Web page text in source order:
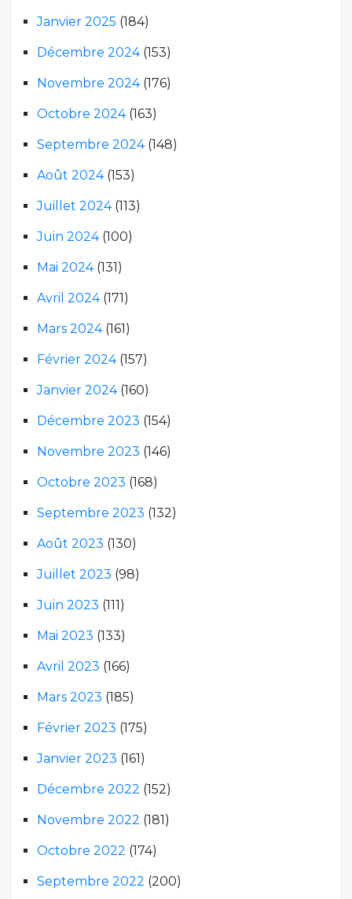
Janvier 2025 (184)
Décembre 2024(153)
Novembre 2024(176)
Octobre 2024(163)
Septembre 2024(148)
Août 2024(153)
Juillet 2024(113)
Juin 2024(100)
Mai 2024(131)
Avril 2024(171)
Mars 2024(161)
Février 2024(157)
Janvier 2024(160)
Décembre 2023 (154)
Novembre 2023 (146)
Octobre 2023 (168)
Septembre 2023 (132)
Août 2023 (130)
Juillet 2023 (98)
Juin 2023 (111)
Mai 2023 (133)
Avril 2023 (166)
Mars 2023 (185)
Février 2023 (175)
Janvier 2023 (161)
Décembre 2022 (152)
Novembre 2022 (181)
Octobre 2022 (174)
Septembre 2022 (200)